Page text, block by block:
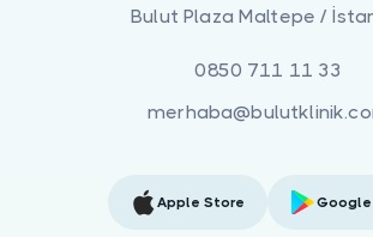
Bulut Plaza Maltepe /
0850 711 11 33
Apple Store Google